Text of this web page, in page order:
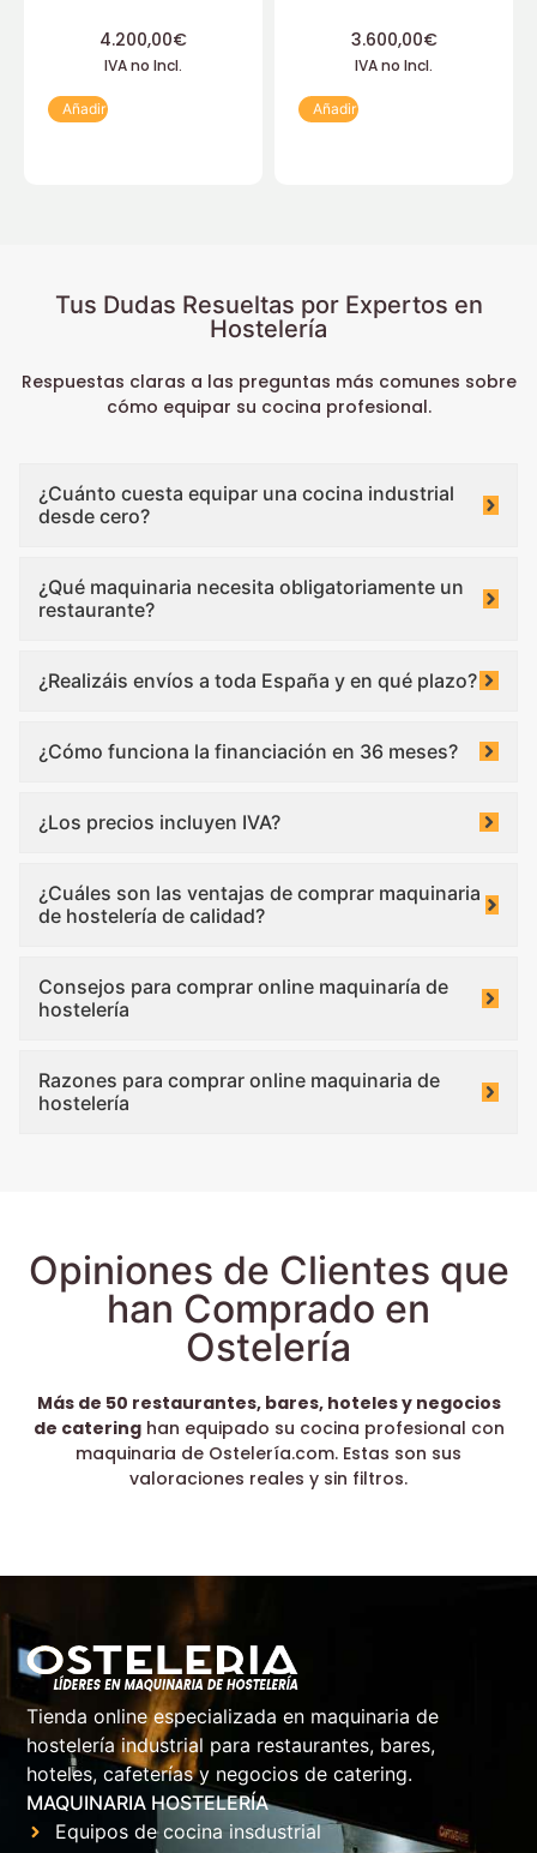
4.200,00€
IVA no Incl.
Añadir
3.600,00€
IVA no Incl.
Añadir
Tus Dudas Resueltas por Expertos en
Hostelería
Respuestas claras a las preguntas más comunes sobre
cómo equipar su cocina profesional.
¿Cuánto cuesta equipar una cocina industrial
desde cero?
¿Qué maquinaria necesita obligatoriamente un
restaurante?
¿Realizáis envíos a toda España y en qué plazo?
¿Cómo funciona la financiación en 36 meses?
¿Los precios incluyen IVA?
¿Cuáles son las ventajas de comprar maquinaria
de hostelería de calidad?
Consejos para comprar online maquinaría de
hostelería
Razones para comprar online maquinaria de
hostelería
Opiniones de Clientes que
han Comprado en
Ostelería
Más de 50 restaurantes, bares, hoteles y negocios
de cateringhan equipado su cocina profesional con
maquinaria de Ostelería.com. Estas son sus
valoraciones reales y sin filtros.
Tienda online especializada en maquinaria de
hostelería industrial para restaurantes, bares,
hoteles, cafeterías y negocios de catering.
MAQUINARIA HOSTELERÍA
Equipos de cocina insdustrial